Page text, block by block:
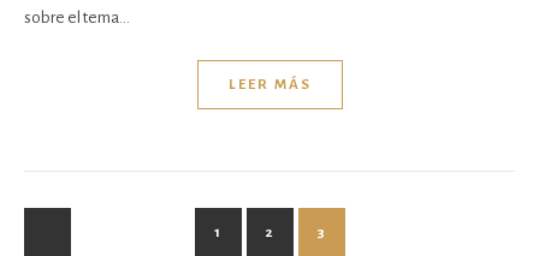
sobre el tema…
LEER MÁS
1 2 3